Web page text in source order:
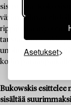
Asetukset
sisustusta. Koko
värimaailman
rippijuhlia myöten
taustallaan. Onkin
unohtuen välillä
kodin paraatipaikalle.
Bukowskis esittelee
sisältää